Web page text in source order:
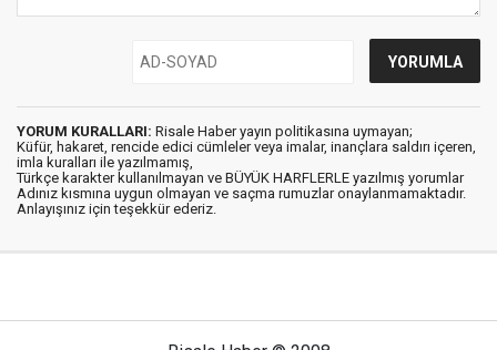
YORUM KURALLARI: Risale Haber yayın politikasına uymayan;
Küfür, hakaret, rencide edici cümleler veya imalar, inançlara saldırı içeren,
imla kuralları ile yazılmamış,
Türkçe karakter kullanılmayan ve BÜYÜK HARFLERLE yazılmış yorumlar
Adınız kısmına uygun olmayan ve saçma rumuzlar onaylanmamaktadır.
Anlayışınız için teşekkür ederiz.